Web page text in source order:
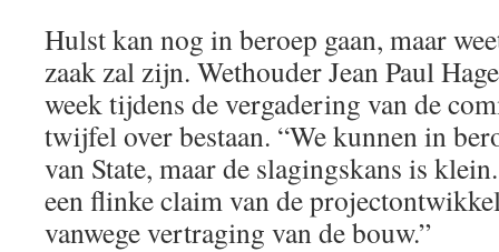
Hulst kan nog in beroep gaan, maar
zaak zal zijn. Wethouder Jean Paul
week tijdens de vergadering van de
twijfel over bestaan. “We kunnen in
van State, maar de slagingskans is
een flinke claim van de
vanwege vertraging van de bouw.”